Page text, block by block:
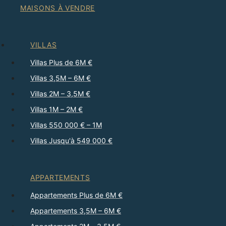
MAISONS À VENDRE
VILLAS
Villas Plus de 6M €
Villas 3,5M – 6M €
Villas 2M – 3,5M €
Villas 1M – 2M €
Villas 550 000 € – 1M
Villas Jusqu'à 549 000 €
APPARTEMENTS
Appartements Plus de 6M €
Appartements 3,5M – 6M €